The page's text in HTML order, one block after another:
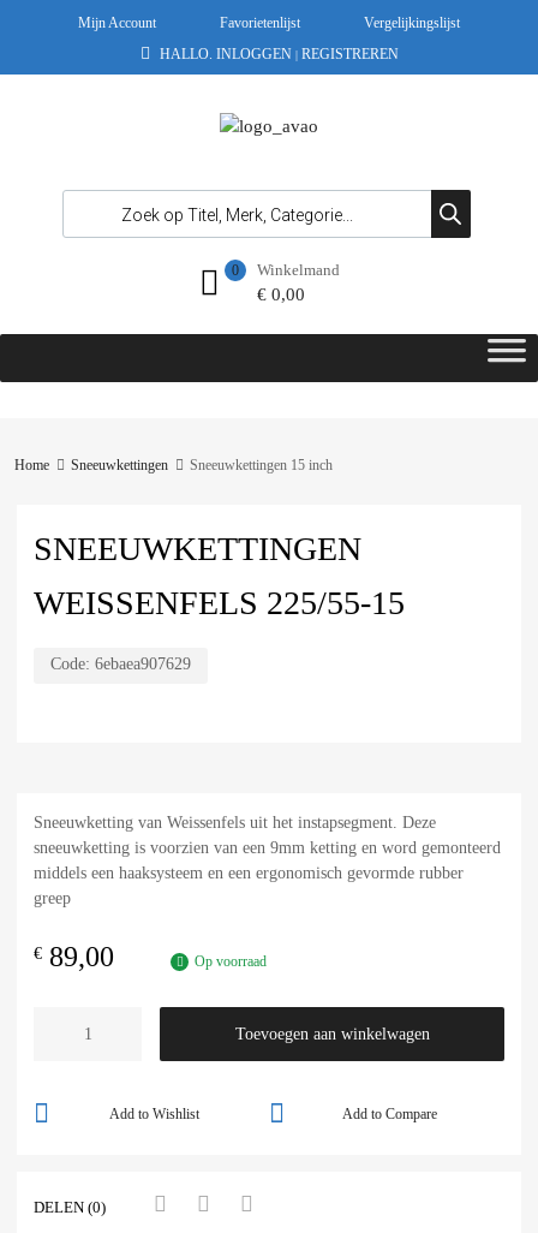
Mijn Account Favorietenlijst
Vergelijkingslijst
HALLO. INLOGGEN | REGISTREREN
Winkelmand
€0,00
0
Home Sneeuwkettingen Sneeuwkettingen 15 inch
SNEEUWKETTINGEN
WEISSENFELS 225/55-15
Code: 6ebaea907629
Sneeuwketting van Weissenfels uit het instapsegment. Deze
sneeuwketting is voorzien van een 9mm ketting en word gemonteerd
middels een haaksysteem en een ergonomisch gevormde rubber
greep
€ 89,00 Op voorraad
Toevoegen aan winkelwagen
Add to Compare
Add to Wishlist
DELEN (0)